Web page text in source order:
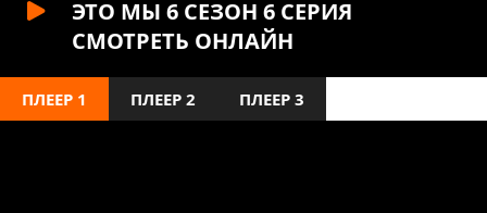
ЭТО МЫ 6 СЕЗОН 6 СЕРИЯ
СМОТРЕТЬ ОНЛАЙН
ПЛЕЕР 1 ПЛЕЕР 2 ПЛЕЕР 3